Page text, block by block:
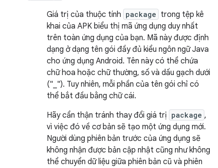
Giá trị của thuộc tính package trong tệp kê
khai của APK biểu thị mã ứng dụng duy nhất
trên toàn ứng dụng của bạn. Mã này được định
dạng ở dạng tên gói đầy đủ kiểu ngôn ngữ Java
cho ứng dụng Android. Tên này có thể chứa
chữ hoa hoặc chữ thường, số và dấu gạch dưới
("_"). Tuy nhiên, mỗi phần của tên gói chỉ có
thể bắt đầu bằng chữ cái.
Hãy cẩn thận tránh thay đổi giá trị package ,
vì việc đó về cơ bản sẽ tạo một ứng dụng mới.
Người dùng phiên bản trước của ứng dụng sẽ
không nhận được bản cập nhật cũng như không
thể chuyển dữ liệu giữa phiên bản cũ và phiên